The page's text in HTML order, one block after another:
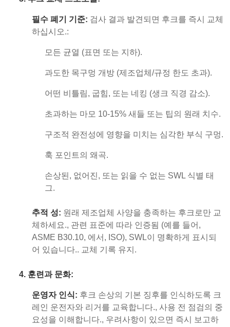
필수 폐기 기준: 검사 결과 발견되면 후크를 즉시 교체
하십시오.:
모든 균열 (표면 또는 지하).
과도한 목구멍 개방 (제조업체/규정 한도 초과).
어떤 비틀림, 굽힘, 또는 네킹 (생크 직경 감소).
초과하는 마모 10-15% 새들 또는 팁의 원래 치수.
구조적 완전성에 영향을 미치는 심각한 부식 구멍.
훅 포인트의 왜곡.
손상된, 없어진, 또는 읽을 수 없는 SWL 식별 태
그.
추적 성: 원래 제조업체 사양을 충족하는 후크로만 교
체하세요., 관련 표준에 따라 인증됨 (예를 들어,
ASME B30.10, 에서, ISO), SWL이 명확하게 표시되
어 있습니다.. 교체 기록 유지.
4. 훈련과 문화:
운영자 인식: 후크 손상의 기본 징후를 인식하도록 크
레인 운전자와 리거를 교육합니다., 사용 전 점검의 중
요성을 이해합니다., 우려사항이 있으면 즉시 보고하